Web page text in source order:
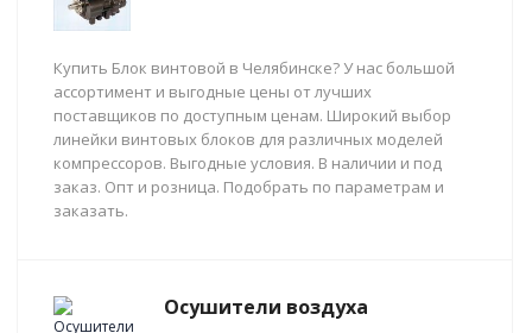
Купить Блок винтовой в Челябинске? У нас большой
ассортимент и выгодные цены от лучших
поставщиков по доступным ценам. Широкий выбор
линейки винтовых блоков для различных моделей
компрессоров. Выгодные условия. В наличии и под
заказ. Опт и розница. Подобрать по параметрам и
заказать.
Осушители воздуха